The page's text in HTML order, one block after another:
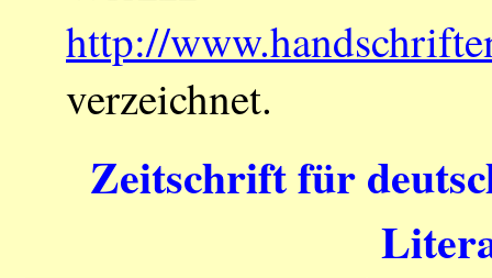
http://
verzeichnet.
Zeitschrift für